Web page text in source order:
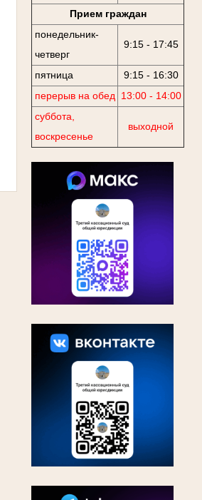
Прием граждан
понедельник-
четверг
9:15 - 17:45
пятница
9:15 - 16:30
перерыв на обед 13:00 - 14:00
суббота,
воскресенье
выходной